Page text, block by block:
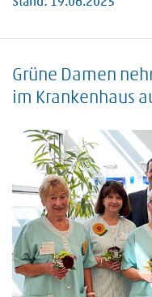
Grüne Damen
im Krankenhaus